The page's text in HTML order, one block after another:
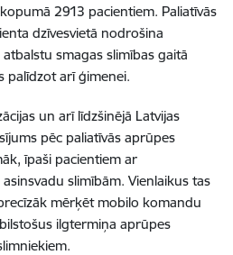
2913 pacientiem. Paliatīvās
dzīvesvietā nodrošina
smagas slimības gaitā
palīdzot arī ģimenei.
un arī līdzšinējā Latvijas
pēc paliatīvās aprūpes
īpaši pacientiem ar
slimībām. Vienlaikus tas
mērķēt mobilo komandu
ilgtermiņa aprūpes